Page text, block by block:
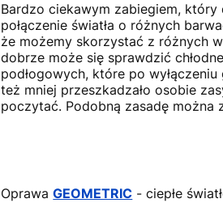
Bardzo ciekawym zabiegiem,
połączenie światła o różnych
że możemy skorzystać z różnych
dobrze może się sprawdzić
podłogowych, które po
też mniej przeszkadzało osobie
poczytać. Podobną zasadę można
OprawaGEOMETRIC - ciepłe